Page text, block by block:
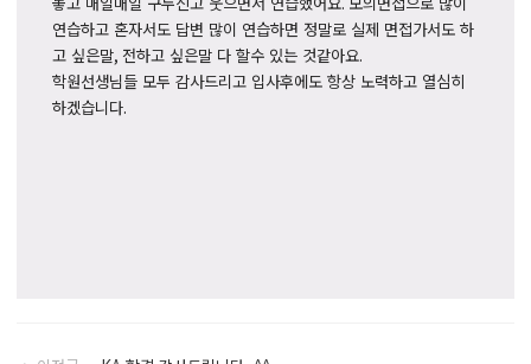
연습하고 혼자서도 답변 많이 연습하면 정말로 실제 면접가서도 하
고 싶은말, 전하고 싶은말 다 할수 있는 것같아요.
학원선생님들 모두 감사드리고 입사후에도 항상 노력하고 열심히
하겠습니다.